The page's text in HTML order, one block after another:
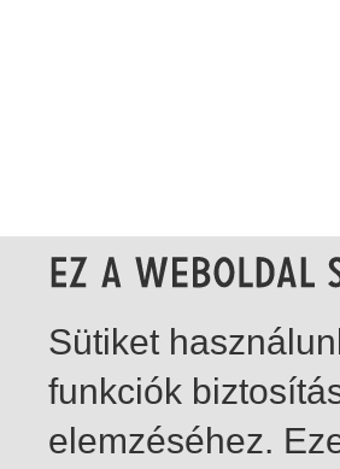
Sütiket
funkciók
elemzéséhez.